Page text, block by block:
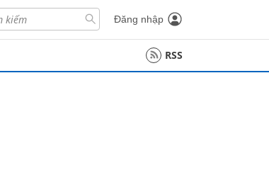
Đăng nhập
RSS